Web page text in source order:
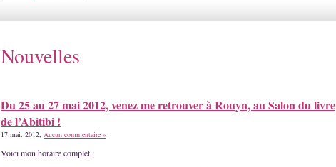
Nouvelles
Du 25 au 27 mai 2012, venez me retrouver à Rouyn, au Salon du livre
de l’Abitibi !
17 mai. 2012, Aucun commentaire »
Voici mon horaire complet :